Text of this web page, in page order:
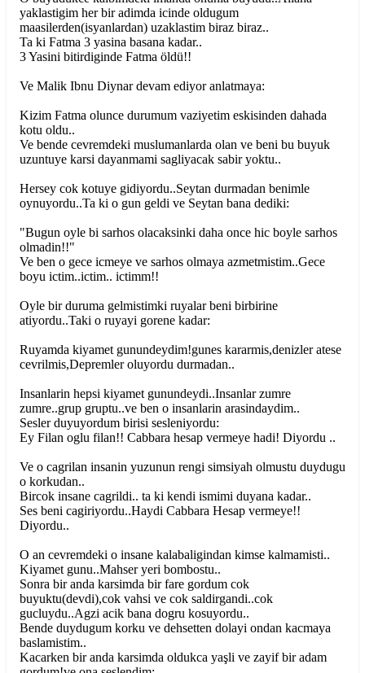
yaklastigim her bir adimda icinde oldugum
maasilerden(isyanlardan) uzaklastim biraz biraz..
Ta ki Fatma 3 yasina basana kadar..
3 Yasini bitirdiginde Fatma öldü!!
Ve Malik Ibnu Diynar devam ediyor anlatmaya:
Kizim Fatma olunce durumum vaziyetim eskisinden dahada
kotu oldu..
Ve bende cevremdeki muslumanlarda olan ve beni bu buyuk
uzuntuye karsi dayanmami sagliyacak sabir yoktu..
Hersey cok kotuye gidiyordu..Seytan durmadan benimle
oynuyordu..Ta ki o gun geldi ve Seytan bana dediki:
"Bugun oyle bi sarhos olacaksinki daha once hic boyle sarhos
olmadin!!"
Ve ben o gece icmeye ve sarhos olmaya azmetmistim..Gece
boyu ictim..ictim.. ictimm!!
Oyle bir duruma gelmistimki ruyalar beni birbirine
atiyordu..Taki o ruyayi gorene kadar:
Ruyamda kiyamet gunundeydim!gunes kararmis,denizler atese
cevrilmis,Depremler oluyordu durmadan..
Insanlarin hepsi kiyamet gunundeydi..Insanlar zumre
zumre..grup gruptu..ve ben o insanlarin arasindaydim..
Sesler duyuyordum birisi sesleniyordu:
Ey Filan oglu filan!! Cabbara hesap vermeye hadi! Diyordu ..
Ve o cagrilan insanin yuzunun rengi simsiyah olmustu duydugu
o korkudan..
Bircok insane cagrildi.. ta ki kendi ismimi duyana kadar..
Ses beni cagiriyordu..Haydi Cabbara Hesap vermeye!!
Diyordu..
O an cevremdeki o insane kalabaligindan kimse kalmamisti..
Kiyamet gunu..Mahser yeri bombostu..
Sonra bir anda karsimda bir fare gordum cok
buyuktu(devdi),cok vahsi ve cok saldirgandi..cok
gucluydu..Agzi acik bana dogru kosuyordu..
Bende duydugum korku ve dehsetten dolayi ondan kacmaya
baslamistim..
Kacarken bir anda karsimda oldukca yaşli ve zayif bir adam